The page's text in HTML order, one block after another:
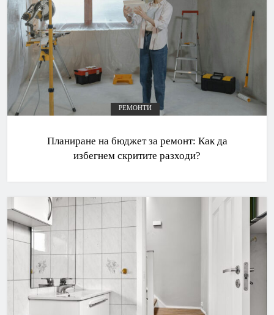
РЕМОНТИ
Планиране на бюджет за ремонт: Как да
избегнем скритите разходи?